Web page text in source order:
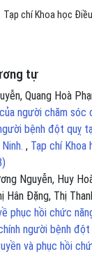
Tạp chí Khoa học
tự
Quang Hoà
người chăm sóc
bệnh đột quỵ
, Tạp chí Khoa
Nguyễn, Huy
Hân Đặng, Thị
phục hồi chức
người bệnh
và phục hồi